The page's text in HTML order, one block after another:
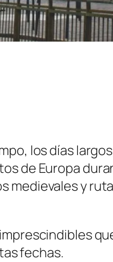
los días
de Europa
y
fechas.